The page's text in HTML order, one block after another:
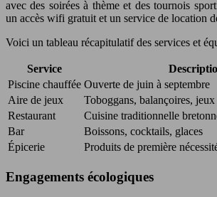
avec des soirées à thème et des tournois
un accès wifi gratuit et un service de location
Voici un tableau récapitulatif des services et
Service
Piscine chauffée Ouverte de juin à septembre
Aire de jeux
Toboggans, balançoires, jeux
Restaurant
Cuisine traditionnelle
Bar
Boissons, cocktails, glaces
Épicerie
Produits de première
Engagements écologiques